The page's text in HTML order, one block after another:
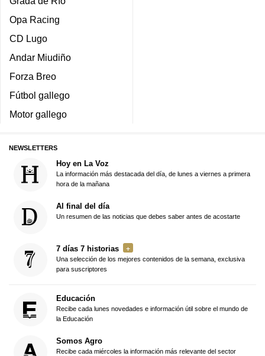
Opa Racing
CD Lugo
Andar Miudiño
Forza Breo
Fútbol gallego
Motor gallego
NEWSLETTERS
Hoy en La Voz
La información más destacada del día, de lunes a viernes a primera
hora de la mañana
Al final del día
Un resumen de las noticias que debes saber antes de acostarte
7 días 7 historias
Una selección de los mejores contenidos de la semana, exclusiva
para suscriptores
Educación
Recibe cada lunes novedades e información útil sobre el mundo de
la Educación
Somos Agro
Recibe cada miércoles la información más relevante del sector